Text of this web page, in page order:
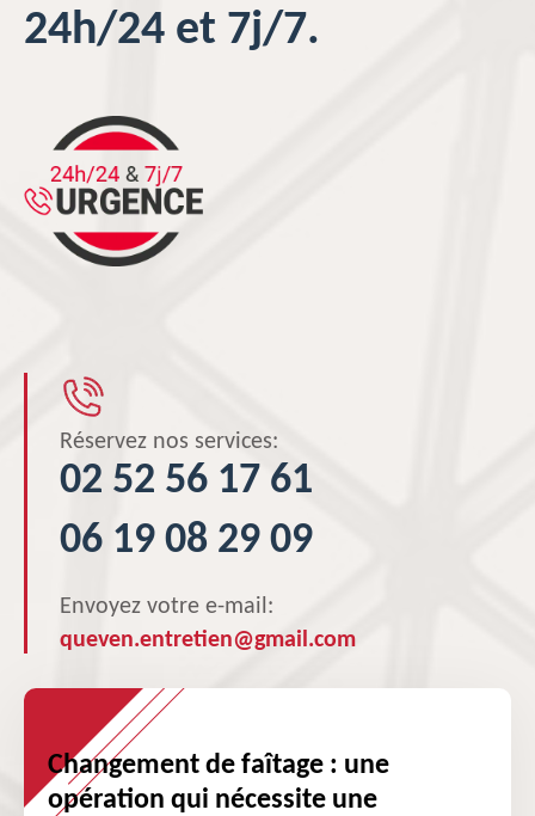
24h/24 et 7j/7.
Réservez nos services:
02 52 56 17 61
06 19 08 29 09
Envoyez votre e-mail:
queven.entretien@gmail.com
Changement de faîtage : une
opération qui nécessite une